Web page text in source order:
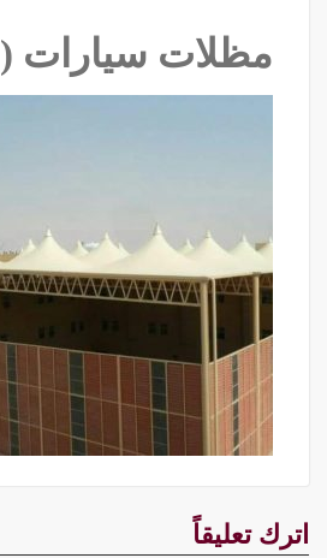
مظلات سيارات (67)
اترك تعليقاً